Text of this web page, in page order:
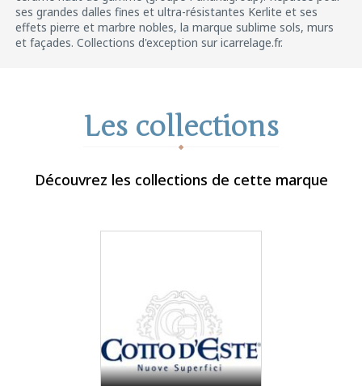
ses grandes dalles fines et ultra-résistantes Kerlite et ses
effets pierre et marbre nobles, la marque sublime sols, murs
et façades. Collections d'exception sur icarrelage.fr.
Les collections
Découvrez les collections de cette marque